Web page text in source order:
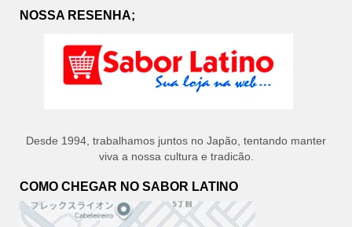
NOSSA RESENHA;
Desde 1994, trabalhamos juntos no Japão, tentando manter
viva a nossa cultura e tradicão.
COMO CHEGAR NO SABOR LATINO